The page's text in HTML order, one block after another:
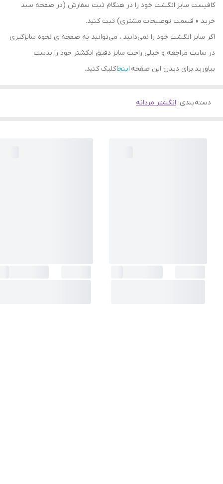
کافیست سایز انگشت خود را در هنگام ثبت سفارش (در صفحه سبد
خرید » قسمت توضیحات مشتری) ثبت کنید.
اگر سایز انگشت خود را نمی‌دانید ، می‌توانید به صفحه ی نحوه سایزگیری
در سایت مراجعه و خیلی راحت سایز دقیق انگشتر خود را بدست
بیاورید.برای دیدن این صفحه اینجاکلیک کنید.
دسته‌بندی: انگشتر مردانه